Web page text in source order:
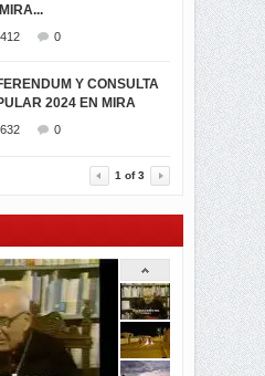
0
Y CONSULTA
2024 EN MIRA
0
DE...
LA PROVINCIA DEL
FUE
1 of3